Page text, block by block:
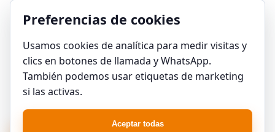
Cambiar preferencias
Puedes cambiar tus preferencias en cualquier
momento desde este botón.
Preferencias de cookies
Usamos cookies de analítica para medir visitas y
clics en botones de llamada y WhatsApp.
También podemos usar etiquetas de marketing
si las activas.
Aceptar todas